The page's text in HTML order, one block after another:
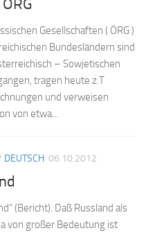
Gesellschaften ( ÖRG )
Bundesländern sind
– Sowjetischen
tragen heute z.T
und verweisen
von etwa...
DEUTSCH 06.10.2012
(Bericht). Daß Russland als
von großer Bedeutung ist